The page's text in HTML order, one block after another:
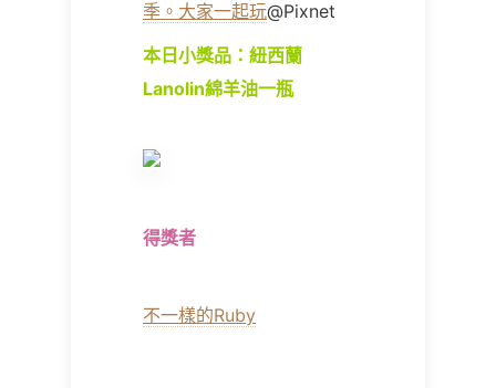
季。大家一起玩@Pixnet
本日小獎品：紐西蘭
Lanolin綿羊油一瓶
得獎者
不一樣的Ruby